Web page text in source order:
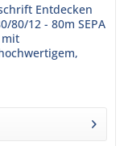
Entdecken
80/12 - 80m SEPA
mit